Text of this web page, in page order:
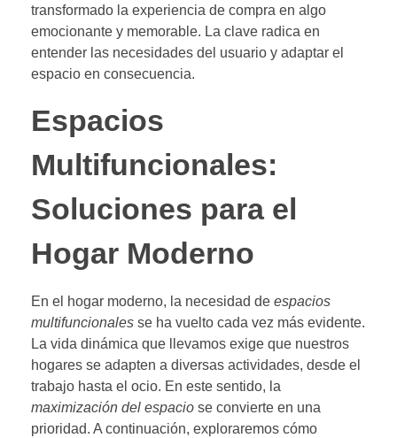
transformado la experiencia de compra en algo
emocionante y memorable. La clave radica en
entender las necesidades del usuario y adaptar el
espacio en consecuencia.
Espacios
Multifuncionales:
Soluciones para el
Hogar Moderno
En el hogar moderno, la necesidad de espacios
multifuncionales se ha vuelto cada vez más evidente.
La vida dinámica que llevamos exige que nuestros
hogares se adapten a diversas actividades, desde el
trabajo hasta el ocio. En este sentido, la
maximización del espacio se convierte en una
prioridad. A continuación, exploraremos cómo